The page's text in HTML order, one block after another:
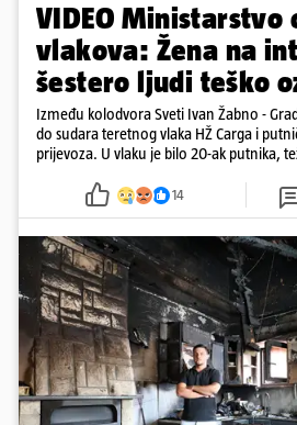
VIDEO Ministarstvo
vlakova: Žena na
šestero ljudi teško
Između kolodvora Sveti Ivan Žabno -
do sudara teretnog vlaka HŽ Carga i
prijevoza. U vlaku je bilo 20-ak putnika,
14